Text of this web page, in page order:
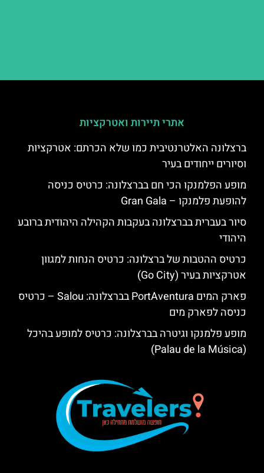
אתרי תיירות ואטרקציות
ברצלונה האלטרנטיבית כמו שלא הכרתם: אטרקציות
וסיורים ייחודים בעיר
מופע הפלמנקו הכי חם בברצלונה: כרטיס כניסה
להופעת פלמנקו – Gran Gala
סיור בעברית בברצלונה בעקבות הקהילה היהודית ברובע
היהודי
כרטיס ההטבות של ברצלונה: כרטיס הנחות למגוון
אטרקציות בעיר (Go City)
פארק המים PortAventura בברצלונה: Salou – כרטיס
כניסה לפארק מים
מופע פלמנקו וגיטרה בברצלונה: כרטיס למופע בהיכל
(Palau de la Música)